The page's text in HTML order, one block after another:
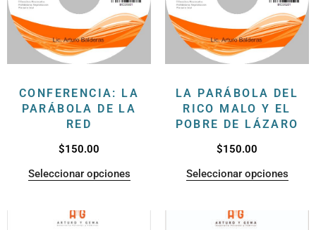
CONFERENCIA: LA
PARÁBOLA DE LA
RED
$150.00
Seleccionar opciones
LA PARÁBOLA DEL
RICO MALO Y EL
POBRE DE LÁZARO
$150.00
Seleccionar opciones